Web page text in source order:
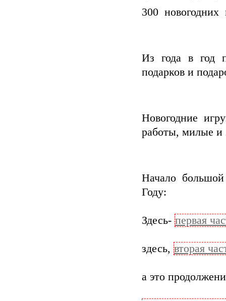
300 новогодних
Из года в год
подарков и
Новогодние
работы, милые и
Начало
Году:
Здесь- первая
здесь, вторая
а это